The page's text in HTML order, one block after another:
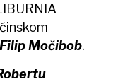
FilipMočibob.